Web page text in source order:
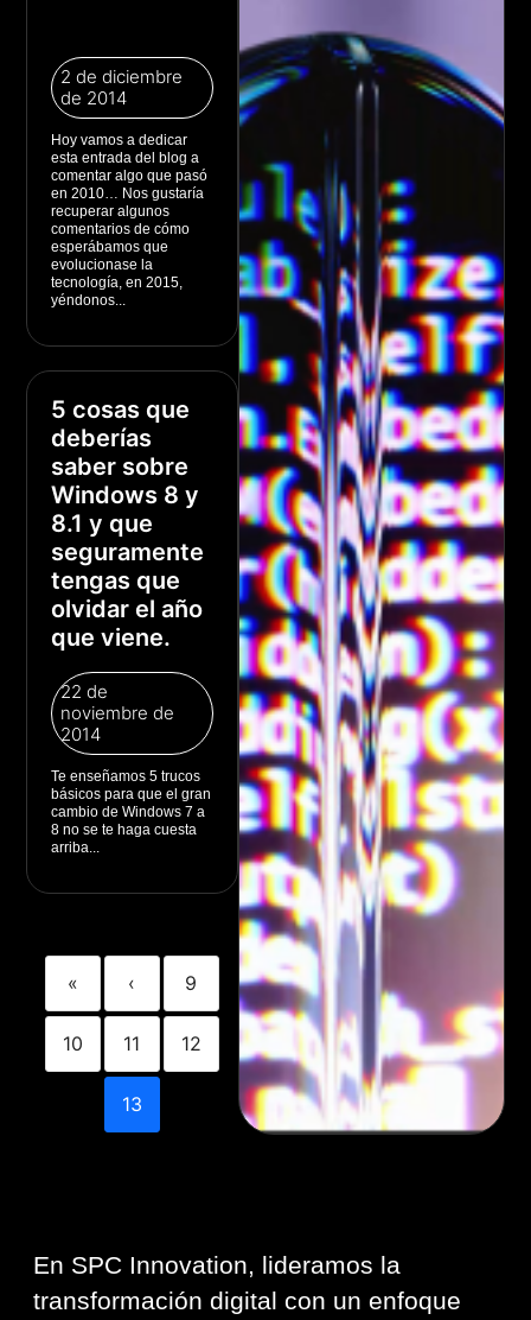
2 de diciembre
de 2014
Hoy vamos a dedicar
esta entrada del blog a
comentar algo que pasó
en 2010… Nos gustaría
recuperar algunos
comentarios de cómo
esperábamos que
evolucionase la
tecnología, en 2015,
yéndonos...
5 cosas que
deberías
saber sobre
Windows 8 y
8.1 y que
seguramente
tengas que
olvidar el año
que viene.
22 de
noviembre de
2014
Te enseñamos 5 trucos
básicos para que el gran
cambio de Windows 7 a
8 no se te haga cuesta
arriba...
« ‹ 9
10 11 12
13
En SPC Innovation, lideramos la
transformación digital con un enfoque